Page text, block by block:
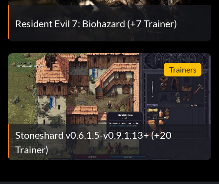
Resident Evil 7: Biohazard (+7 Trainer)
Trainers
Stoneshard v0.6.1.5-v0.9.1.13+ (+20
Trainer)